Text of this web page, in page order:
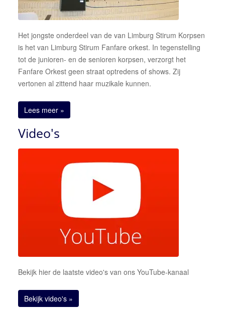
Het jongste onderdeel van de van Limburg Stirum Korpsen
is het van Limburg Stirum Fanfare orkest. In tegenstelling
tot de junioren- en de senioren korpsen, verzorgt het
Fanfare Orkest geen straat optredens of shows. Zij
vertonen al zittend haar muzikale kunnen.
Lees meer »
Video's
Bekijk hier de laatste video's van ons YouTube-kanaal
Bekijk video's »